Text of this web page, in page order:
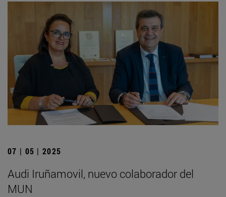
07 | 05 | 2025
Audi Iruñamovil, nuevo colaborador del
MUN